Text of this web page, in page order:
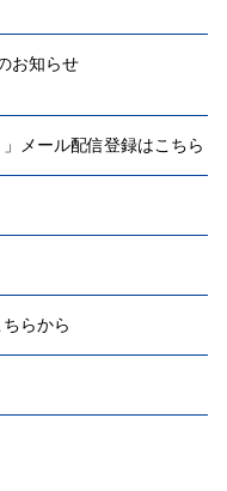
お知らせ
メール配信登録はこちら
らから